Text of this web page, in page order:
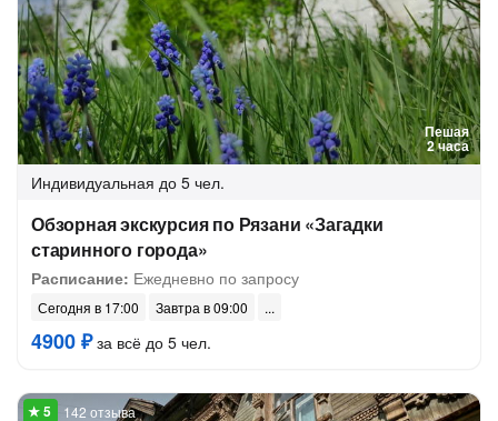
Пешая
2 часа
Индивидуальная до 5 чел.
Обзорная экскурсия по Рязани «Загадки
старинного города»
Расписание: Ежедневно по запросу
Сегодня в 17:00 Завтра в 09:00
4900 ₽за всё до 5 чел.
142 отзыва